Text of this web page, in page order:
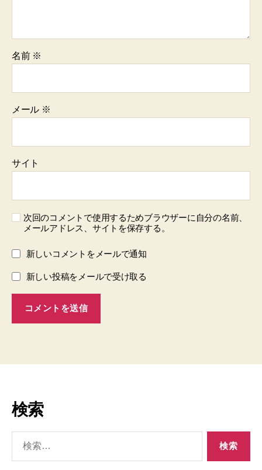
名前 ※
メール ※
サイト
次回のコメントで使用するためブラウザーに自分の名前、
メールアドレス、サイトを保存する。
新しいコメントをメールで通知
新しい投稿をメールで受け取る
検索